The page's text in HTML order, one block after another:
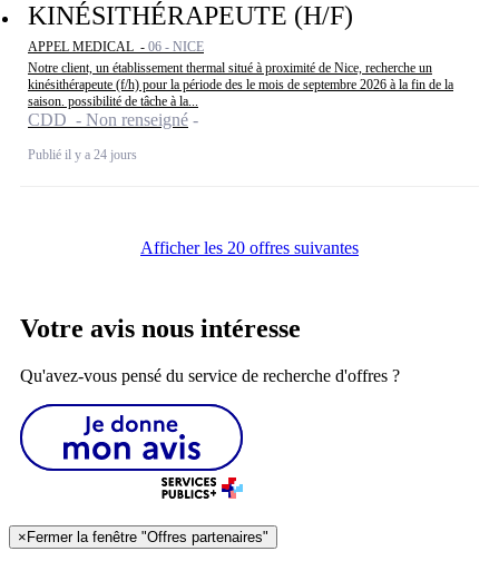
KINÉSITHÉRAPEUTE (H/F)
APPEL MEDICAL - 06 - NICE
Notre client, un établissement thermal situé à proximité de Nice, recherche un
kinésithérapeute (f/h) pour la période des le mois de septembre 2026 à la fin de la
saison. possibilité de tâche à la...
CDD - Non renseigné
Publié il y a 24 jours
Afficher les 20 offres suivantes
Votre avis nous intéresse
Qu'avez-vous pensé du service de recherche d'offres ?
×Fermer la fenêtre "Offres partenaires"